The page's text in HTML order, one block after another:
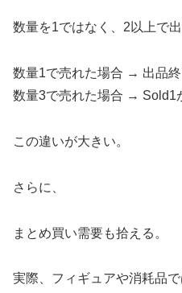
数量を1ではなく、2以上で出
数量1で売れた場合 → 出品終
数量3で売れた場合 → Sold1
この違いが大きい。
さらに、
まとめ買い需要も拾える。
実際、フィギュアや消耗品で